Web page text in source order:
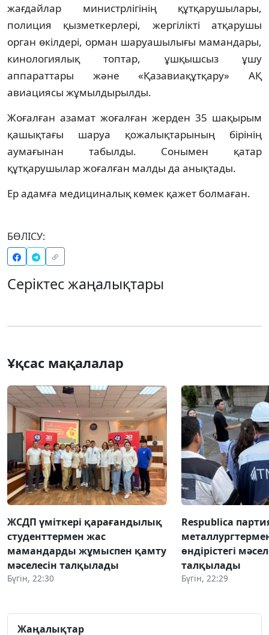
жағдайлар министрлігінің құтқарушылары,
полиция қызметкерлері, жергілікті атқарушы
орган өкілдері, орман шаруашылығы мамандары,
кинологиялық топтар, ұшқышсыз ұшу
аппараттары және «Қазавиақұтқару» АҚ
авиациясы жұмылдырылды.
Жоғалған азамат жоғалған жерден 35 шақырым
қашықтағы шаруа қожалықтарының бірінің
аумағынан табылды. Сонымен қатар
құтқарушылар жоғалған малды да анықтады.
Ер адамға медициналық көмек қажет болмаған.
БӨЛІСУ:
Серіктес жаңалықтары
Ұқсас мақалалар
ЖСДП үміткері қарағандылық
студенттермен жас
мамандарды жұмыспен қамту
мәселесін талқылады
Бүгін, 22:30
Respublica
өндірістегі
талқылады
Бүгін, 22:29
Жаңалықтар